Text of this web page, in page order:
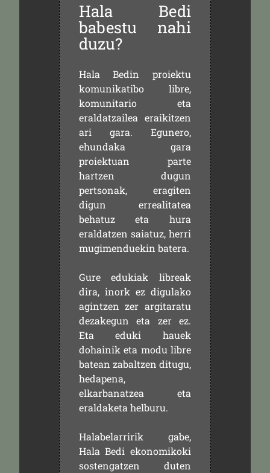
Hala Bedi
babestu nahi
duzu?
Hala Bedin proiektu
komunikatibo libre,
komunitario eta
eraldatzailea eraikitzen
ari gara. Egunero,
ehundaka gara
proiektuan parte
hartzen dugun
pertsonak, eragiten
digun errealitatea
behatuz eta hura
eraldatzen saiatuz, herri
mugimenduekin batera.
Gure edukiak libreak
dira, inork ez digulako
agintzen zer argitaratu
dezakegun eta zer ez.
Eta eduki hauek
dohainik eta modu libre
batean zabaltzen ditugu,
hedapena,
elkarbanatzea eta
eraldaketa helburu.
Halabelarririk gabe,
Hala Bedi ekonomikoki
sostengatzen duten